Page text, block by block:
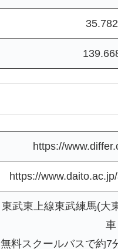
https://
https://
東武東上線東武練馬(大
車
無料スクールバスで約7